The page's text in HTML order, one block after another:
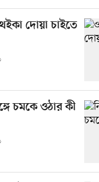
দোয়া চাইতে
চমকে ওঠার কী